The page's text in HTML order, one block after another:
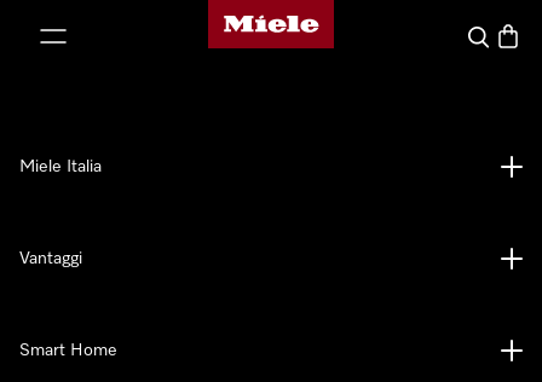
Homepage di Miele
Cerca
Miele Italia
Vantaggi
Smart Home